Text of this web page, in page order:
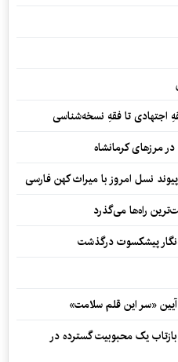
اجتهادی تا فقهِ نسخه‌شناسی
نسل امروز با میراث کهن فارسی
راه‌ها می‌گذرد
پیشکسوت درگذشت
یک محبوبیت گسترده در